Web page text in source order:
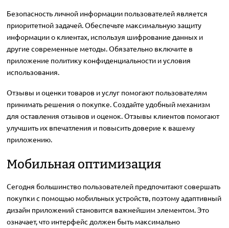
Безопасность личной информации пользователей является
приоритетной задачей. Обеспечьте максимальную защиту
информации о клиентах, используя шифрование данных и
другие современные методы. Обязательно включите в
приложение политику конфиденциальности и условия
использования.
Отзывы и оценки товаров и услуг помогают пользователям
принимать решения о покупке. Создайте удобный механизм
для оставления отзывов и оценок. Отзывы клиентов помогают
улучшить их впечатления и повысить доверие к вашему
приложению.
Мобильная оптимизация
Сегодня большинство пользователей предпочитают совершать
покупки с помощью мобильных устройств, поэтому адаптивный
дизайн приложений становится важнейшим элементом. Это
означает, что интерфейс должен быть максимально